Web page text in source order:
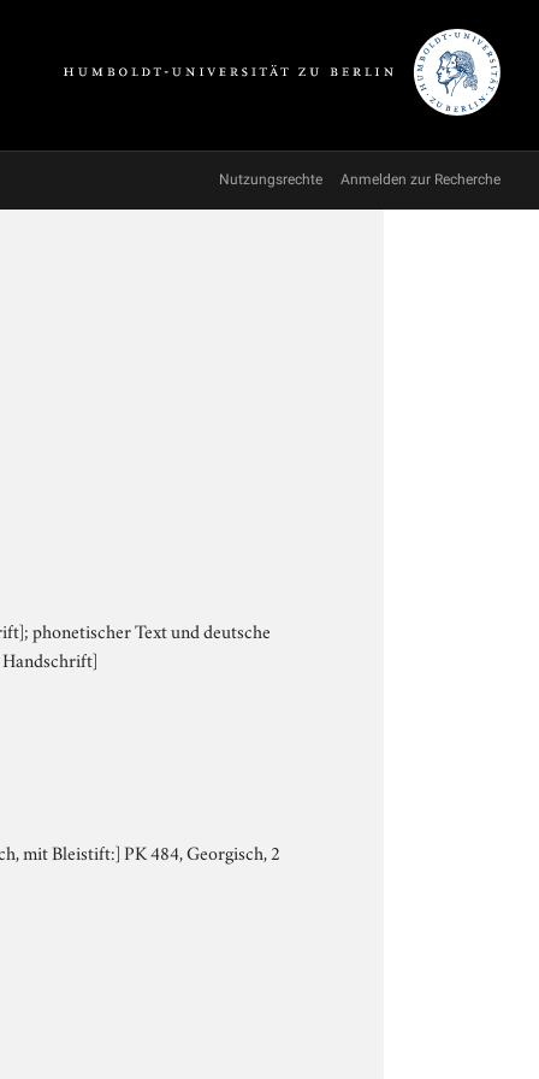
Nutzungsrechte Anmelden zur Recherche
phonetischer Text und deutsche
mit Bleistift:] PK 484, Georgisch, 2